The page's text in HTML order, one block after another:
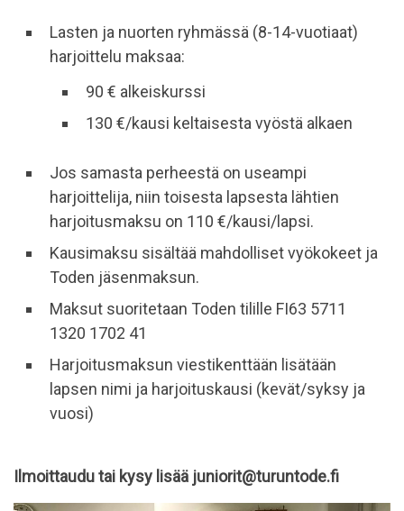
Lasten ja nuorten ryhmässä (8-14-vuotiaat)
harjoittelu maksaa:
90 € alkeiskurssi
130 €/kausi keltaisesta vyöstä alkaen
Jos samasta perheestä on useampi
harjoittelija, niin toisesta lapsesta lähtien
harjoitusmaksu on 110 €/kausi/lapsi.
Kausimaksu sisältää mahdolliset vyökokeet ja
Toden jäsenmaksun.
Maksut suoritetaan Toden tilille FI63 5711
1320 1702 41
Harjoitusmaksun viestikenttään lisätään
lapsen nimi ja harjoituskausi (kevät/syksy ja
vuosi)
Ilmoittaudu tai kysy lisää juniorit@turuntode.fi